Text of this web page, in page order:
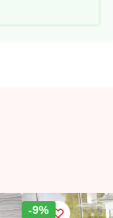
Sleva!
-9%